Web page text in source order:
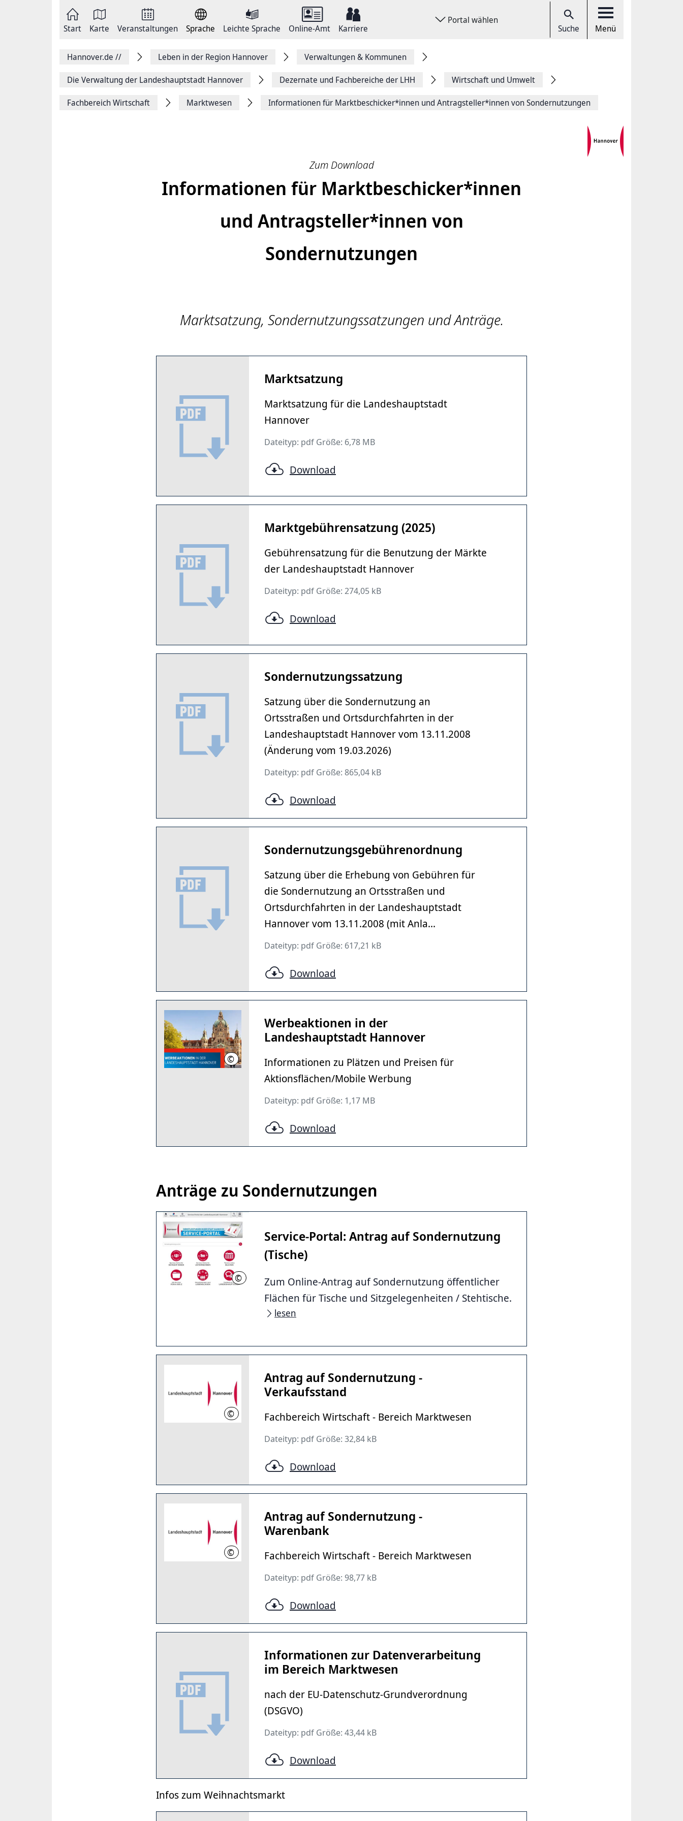
Start Karte Veranstaltungen Sprache Leichte Sprache Online-Amt Karriere
Portal wählen
Suche Menü
Hannover.de // Leben in der Region Hannover Verwaltungen & Kommunen
Die Verwaltung der Landeshauptstadt Hannover Dezernate und Fachbereiche der LHH Wirtschaft und Umwelt
Fachbereich Wirtschaft Marktwesen Informationen für Marktbeschicker*innen und Antragsteller*innen von Sondernutzungen
Zum Download
Informationen für Marktbeschicker*innen
und Antragsteller*innen von
Sondernutzungen
Marktsatzung, Sondernutzungssatzungen und Anträge.
Marktsatzung
Marktsatzung für die Landeshauptstadt
Hannover
Dateityp: pdf Größe: 6,78 MB
Download
Marktgebührensatzung (2025)
Gebührensatzung für die Benutzung der Märkte
der Landeshauptstadt Hannover
Dateityp: pdf Größe: 274,05 kB
Download
Sondernutzungssatzung
Satzung über die Sondernutzung an
Ortsstraßen und Ortsdurchfahrten in der
Landeshauptstadt Hannover vom 13.11.2008
(Änderung vom 19.03.2026)
Dateityp: pdf Größe: 865,04 kB
Download
Sondernutzungsgebühren­ordnung
Satzung über die Erhebung von Gebühren für
die Sondernutzung an Ortsstraßen und
Ortsdurchfahrten in der Landeshauptstadt
Hannover vom 13.11.2008 (mit Anla...
Dateityp: pdf Größe: 617,21 kB
Download
© LHH
Werbeaktionen in der
Landeshauptstadt Hannover
Informationen zu Plätzen und Preisen für
Aktionsflächen/Mobile Werbung
Dateityp: pdf Größe: 1,17 MB
Download
Anträge zu Sondernutzungen
© LHH
Service-Portal: Antrag auf Sondernutzung
(Tische)
Zum Online-Antrag auf Sondernutzung öffentlicher
Flächen für Tische und Sitzgelegenheiten / Stehtische.
lesen
© LHH
Antrag auf Sondernutzung -
Verkaufsstand
Fachbereich Wirtschaft - Bereich Marktwesen
Dateityp: pdf Größe: 32,84 kB
Download
© LHH
Antrag auf Sondernutzung -
Warenbank
Fachbereich Wirtschaft - Bereich Marktwesen
Dateityp: pdf Größe: 98,77 kB
Download
Informationen zur Datenverarbeitung
im Bereich Marktwesen
nach der EU-Datenschutz-Grundverordnung
(DSGVO)
Dateityp: pdf Größe: 43,44 kB
Download
Infos zum Weihnachtsmarkt